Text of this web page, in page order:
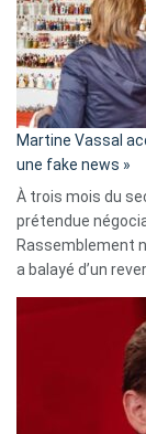
Martine Vassal
une fake news »
À trois mois du
prétendue
Rassemblement
a balayé d’un